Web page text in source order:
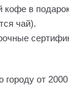
в
чай).
городу от